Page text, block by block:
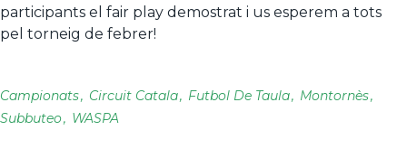
participants el fair play demostrat i us esperem a tots
pel torneig de febrer!
Campionats Circuit Catala Futbol De Taula
Montornès
Subbuteo
WASPA